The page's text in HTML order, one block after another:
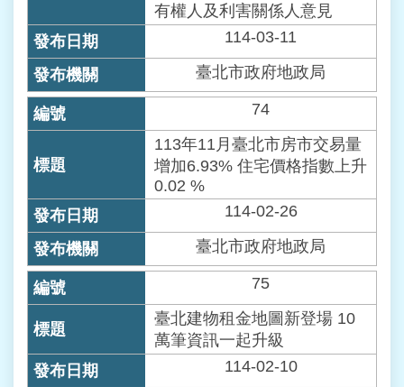
有權人及利害關係人意見
114-03-11
臺北市政府地政局
74
113年11月臺北市房市交易量
增加6.93% 住宅價格指數上升
0.02 %
114-02-26
臺北市政府地政局
75
臺北建物租金地圖新登場 10
萬筆資訊一起升級
114-02-10